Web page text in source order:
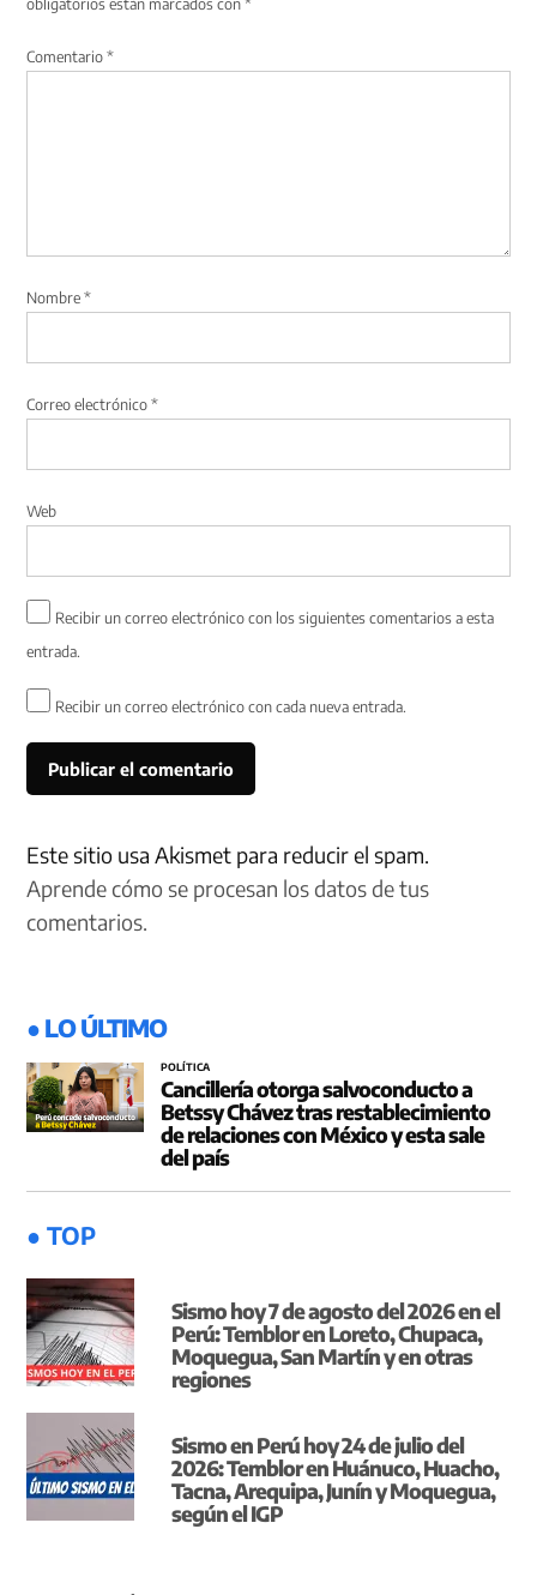
obligatorios están marcados con*
Comentario*
Nombre*
Correo electrónico*
Web
Recibir un correo electrónico con los siguientes comentarios a esta
entrada.
Recibir un correo electrónico con cada nueva entrada.
Este sitio usa Akismet para reducir el spam.
Aprende cómo se procesan los datos de tus
comentarios.
● LO ÚLTIMO
POLÍTICA
Cancillería otorga salvoconducto a
Betssy Chávez tras restablecimiento
de relaciones con México y esta sale
del país
● TOP
Sismo hoy 7 de agosto del 2026 en el
Perú: Temblor en Loreto, Chupaca,
Moquegua, San Martín y en otras
regiones
Sismo en Perú hoy 24 de julio del
2026: Temblor en Huánuco, Huacho,
Tacna, Arequipa, Junín y Moquegua,
según el IGP